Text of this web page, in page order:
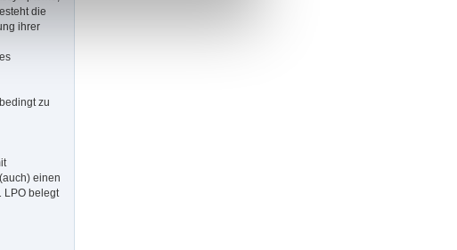
die
ihrer
zu
einen
LPO belegt